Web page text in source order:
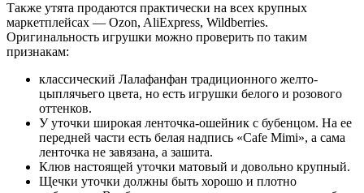
Также утята продаются практически на всех крупных
маркетплейсах — Ozon, AliExpress, Wildberries.
Оригинальность игрушки можно проверить по таким
признакам:
классический Лалафанфан традиционного желто-
цыплячьего цвета, но есть игрушки белого и розового
оттенков.
У уточки широкая ленточка-ошейник с бубенцом. На ее
передней части есть белая надпись «Cafe Mimi», а сама
ленточка не завязана, а зашита.
Клюв настоящей уточки матовый и довольно крупный.
Щечки уточки должны быть хорошо и плотно